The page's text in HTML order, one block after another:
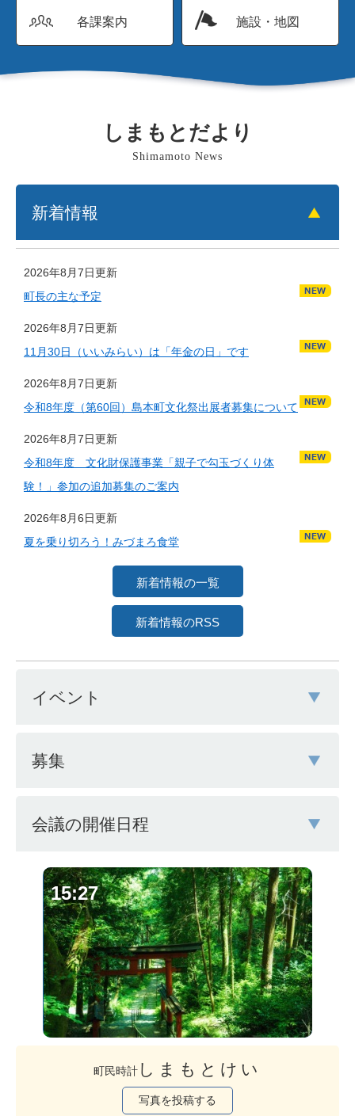
各課案内 施設・地図
しまもとだより
Shimamoto News
新着情報
2026年8月7日更新
町長の主な予定
2026年8月7日更新
11月30日（いいみらい）は「年金の日」です
2026年8月7日更新
令和8年度（第60回）島本町文化祭出展者募集について
2026年8月7日更新
令和8年度 文化財保護事業「親子で勾玉づくり体
験！」参加の追加募集のご案内
2026年8月6日更新
夏を乗り切ろう！みづまろ食堂
新着情報の一覧
新着情報のRSS
イベント
募集
会議の開催日程
15:27
町民時計 しまもとけい
写真を投稿する